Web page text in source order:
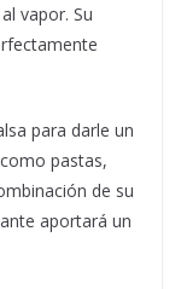
vapor. Su
para darle un
pastas,
de su
aportará un